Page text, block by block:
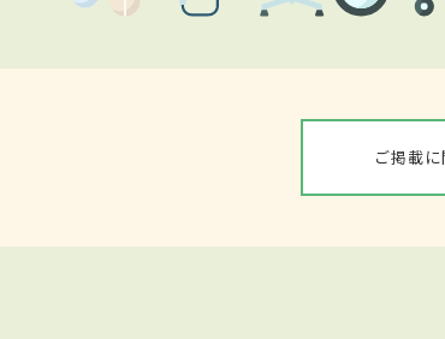
ご掲載